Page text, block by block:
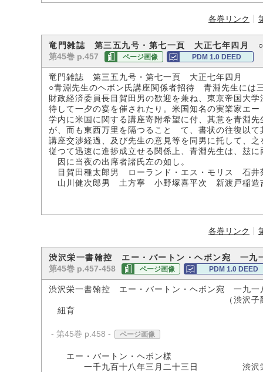
各巻リンク
竜門雑誌 第三五九号・第七一頁 大正七年四月 ○
第45巻 p.457 ページ画像 PDM 1.0 DEED
竜門雑誌 第三五九号・第七一頁 大正七年四月
○青淵先生のヘボン氏講座関係者招待 青淵先生には
財政経済委員長目賀田男の歓迎を兼ね、東京帝国大
待して一夕の宴を催されたり。米国知名の実業家エ
学内に米国に関する講座寄附希望に付、其意を青淵
が、而も東西万里を隔つることゝて、書状の往復以
講座交渉経過、及び先生の意見等を同男に托して、
従つて迅速に進捗成立せる関係上、青淵先生は、玆
因に当夜の出席者諸氏左の如し。
目賀田種太郎男 ローランド・エス・モリス 石井
山川健次郎男 土方寧 小野塚喜平次 新渡戸稲造
各巻リンク
渋沢栄一書翰控 エー・バートン・ヘボン宛 一九
第45巻 p.457-458 ページ画像 PDM 1.0 DEED
渋沢栄一書翰控 エー・バートン・ヘボン宛 一九一
（渋沢子爵家所
紐育
- 第45巻 p.458 - ページ画像
エー・バートン・ヘボン様
一千九百十八年三月二十三日 渋沢